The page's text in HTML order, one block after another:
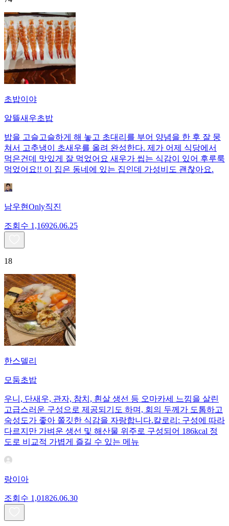
초밥이야
알뜰새우초밥
밥을 고슬고슬하게 해 놓고 초대리를 부어 양념을 한 후 잘 뭉
쳐서 고추냉이 초새우를 올려 완성한다. 제가 어제 식당에서
먹은건데 맛있게 잘 먹었어요 새우가 씹는 식감이 있어 후루룩
먹었어요!! 이 집은 동네에 있는 집인데 가성비도 괜찮아요.
남우현Only직진
조회수 1,16926.06.25
18
한스델리
모둠초밥
우니, 단새우, 관자, 참치, 흰살 생선 등 오마카세 느낌을 살린
고급스러운 구성으로 제공되기도 하며, 회의 두께가 도톰하고
숙성도가 좋아 쫄깃한 식감을 자랑합니다.칼로리: 구성에 따라
다르지만 가벼운 생선 및 해산물 위주로 구성되어 186kcal 정
도로 비교적 가볍게 즐길 수 있는 메뉴
랑이아
조회수 1,01826.06.30